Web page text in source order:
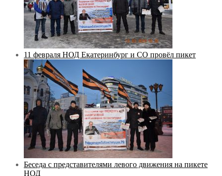
11 февраля НОД Екатеринбург и СО провёл пикет
Беседа с представителями левого движения на пикете
НОД